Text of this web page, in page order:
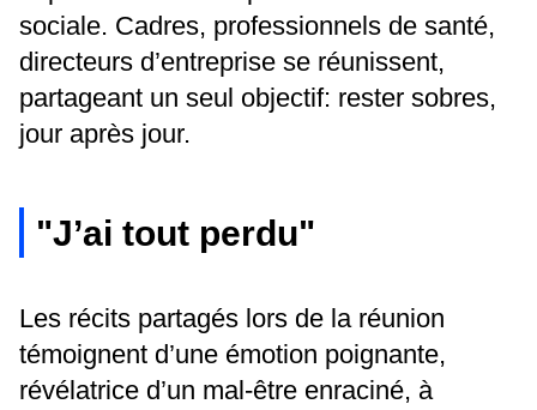
sociale. Cadres, professionnels de santé,
directeurs d’entreprise se réunissent,
partageant un seul objectif: rester sobres,
jour après jour.
"J’ai tout perdu"
Les récits partagés lors de la réunion
témoignent d’une émotion poignante,
révélatrice d’un mal-être enraciné, à